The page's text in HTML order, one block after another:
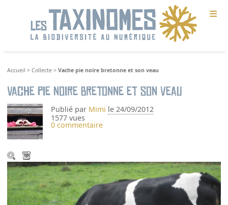
≡
Accueil >Collecte >Vache pie noire bretonne et son veau
Vache pie noire bretonne et son veau
Publié par Mimi le 24/09/2012
1577 vues
0 commentaire